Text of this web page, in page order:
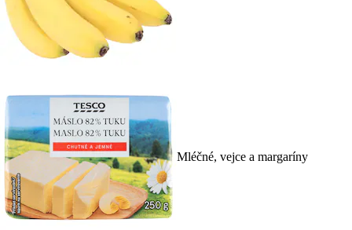
Mléčné, vejce a margaríny